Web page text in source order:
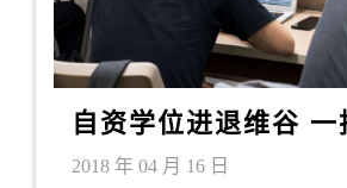
自资学位进退维谷 一
为王道
2018 年 04 月 16 日